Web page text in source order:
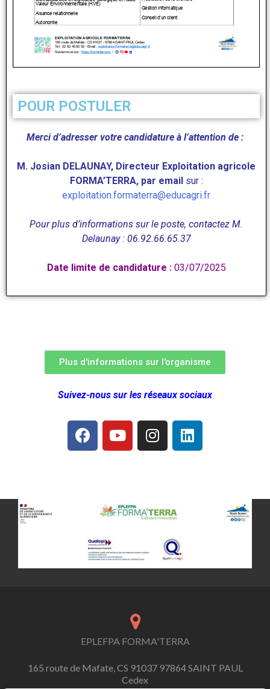
POUR POSTULER
Merci d’adresser votre candidature à l’attention de :
M. Josian DELAUNAY, Directeur Exploitation agricole
FORMA’TERRA, par emailsur :
exploitation.formaterra@educagri.fr
Pour plus d’informations sur le poste, contactez M.
Delaunay : 06.92.66.65.37
Date limite de candidature :03/07/2025
Plus d'informations sur l'organisme
Suivez-nous sur les réseaux sociaux
EPLEFPA FORMA'TERRA
165 route de Mafate, CS 91037 97864 SAINT PAUL
Cedex